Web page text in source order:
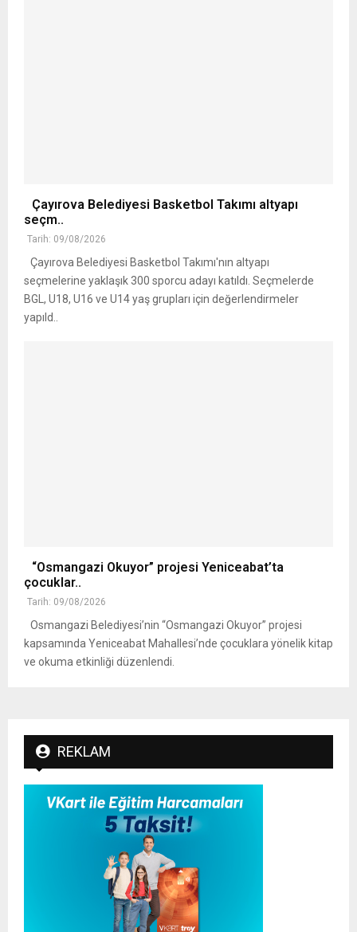
Çayırova Belediyesi Basketbol Takımı altyapı
seçm..
Tarih: 09/08/2026
Çayırova Belediyesi Basketbol Takımı'nın altyapı
seçmelerine yaklaşık 300 sporcu adayı katıldı. Seçmelerde
BGL, U18, U16 ve U14 yaş grupları için değerlendirmeler
yapıld..
“Osmangazi Okuyor” projesi Yeniceabat’ta
çocuklar..
Tarih: 09/08/2026
Osmangazi Belediyesi’nin “Osmangazi Okuyor” projesi
kapsamında Yeniceabat Mahallesi’nde çocuklara yönelik kitap
ve okuma etkinliği düzenlendi.
REKLAM